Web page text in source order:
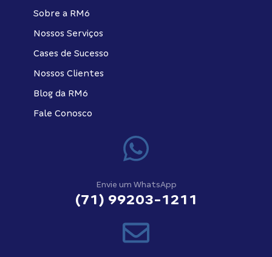
Sobre a RM6
Nossos Serviços
Cases de Sucesso
Nossos Clientes
Blog da RM6
Fale Conosco
Envie um WhatsApp
(71) 99203-1211